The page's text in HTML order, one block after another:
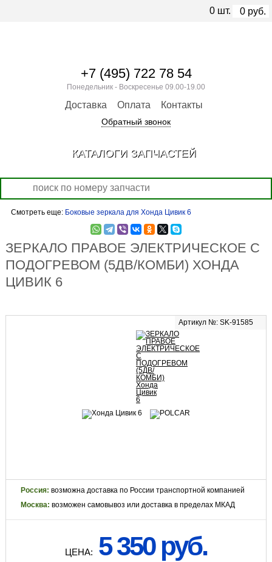
Смотреть еще: Боковые зеркала для Хонда Цивик 6
ЗЕРКАЛО ПРАВОЕ ЭЛЕКТРИЧЕСКОЕ С
ПОДОГРЕВОМ (5ДВ/КОМБИ) ХОНДА
ЦИВИК 6
Артикул №: SK-91585
Россия: возможна доставка по России транспортной компанией
Москва: возможен самовывоз или доставка в пределах МКАД
ЦЕНА: 5 350 руб.
+7 (495) 722 78 54
Понедельник - Воскресенье 09.00-19.00
Доставка Оплата Контакты
Обратный звонок
0 шт. 0 руб.
КАТАЛОГИ ЗАПЧАСТЕЙ